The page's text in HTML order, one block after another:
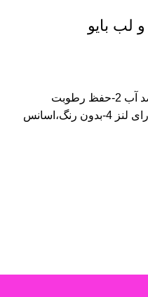
لب بایو
1-پاکسازی آسان مواد آرایشی ضد آب 2-حفظ رطوبت
پوست 3-ایمن برای چشم های دارای لنز 4-بدون رنگ،اسانس